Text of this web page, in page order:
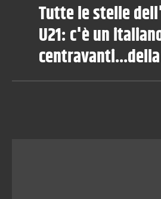
Tutte le stelle
U21: c'è un